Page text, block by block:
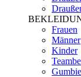
Frauen
Männer
Kinder